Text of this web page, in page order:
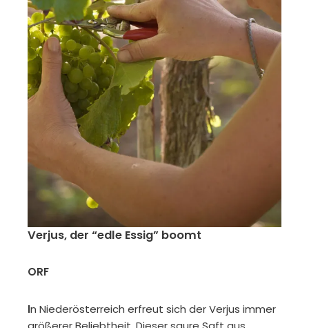
Verjus, der “edle Essig” boomt
ORF
In Niederösterreich erfreut sich der Verjus immer